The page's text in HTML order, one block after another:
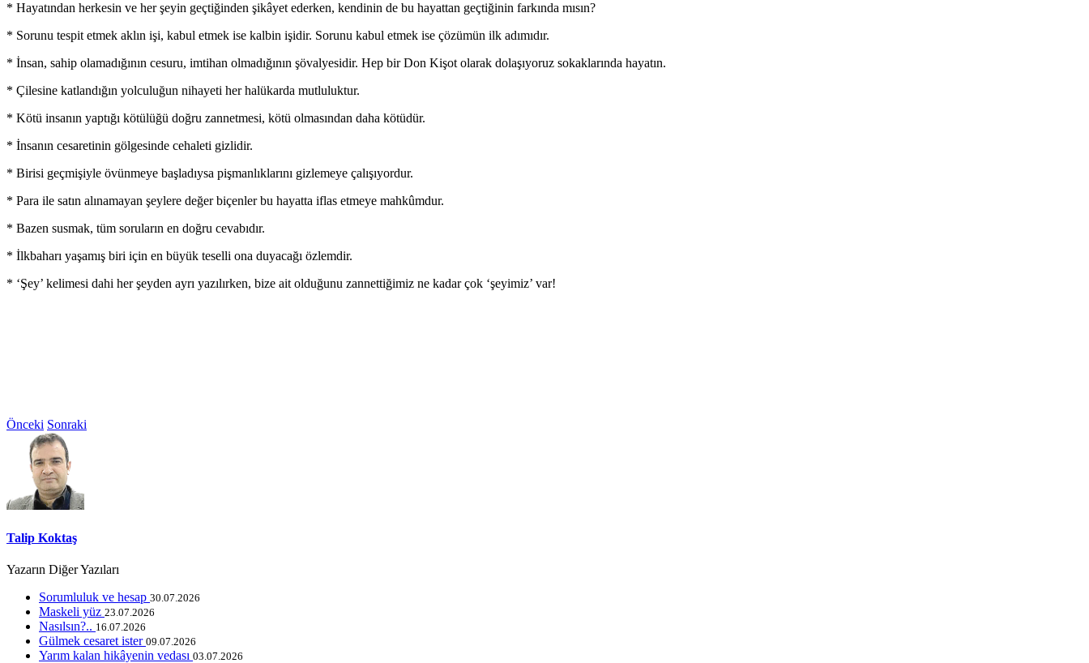
* Hayatından herkesin ve her şeyin geçtiğinden şikâyet ederken, kendinin de bu hayattan geçtiğinin farkında mısın?
* Sorunu tespit etmek aklın işi, kabul etmek ise kalbin işidir. Sorunu kabul etmek ise çözümün ilk adımıdır.
* İnsan, sahip olamadığının cesuru, imtihan olmadığının şövalyesidir. Hep bir Don Kişot olarak dolaşıyoruz sokaklarında hayatın.
* Çilesine katlandığın yolculuğun nihayeti her halükarda mutluluktur.
* Kötü insanın yaptığı kötülüğü doğru zannetmesi, kötü olmasından daha kötüdür.
* İnsanın cesaretinin gölgesinde cehaleti gizlidir.
* Birisi geçmişiyle övünmeye başladıysa pişmanlıklarını gizlemeye çalışıyordur.
* Para ile satın alınamayan şeylere değer biçenler bu hayatta iflas etmeye mahkûmdur.
* Bazen susmak, tüm soruların en doğru cevabıdır.
* İlkbaharı yaşamış biri için en büyük teselli ona duyacağı özlemdir.
* ‘Şey’ kelimesi dahi her şeyden ayrı yazılırken, bize ait olduğunu zannettiğimiz ne kadar çok ‘şeyimiz’ var!
Önceki Sonraki
Talip Koktaş
Yazarın Diğer Yazıları
Sorumluluk ve hesap 30.07.2026
Maskeli yüz 23.07.2026
Nasılsın?.. 16.07.2026
Gülmek cesaret ister 09.07.2026
Yarım kalan hikâyenin vedası 03.07.2026